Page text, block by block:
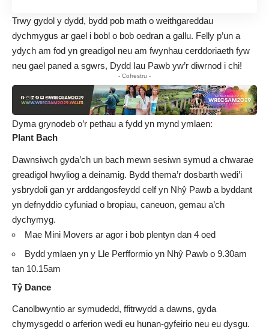
Trwy gydol y dydd, bydd pob math o weithgareddau
dychmygus ar gael i bobl o bob oedran a gallu. Felly p’un a
ydych am fod yn greadigol neu am fwynhau cerddoriaeth fyw
neu gael paned a sgwrs, Dydd Iau Pawb yw’r diwrnod i chi!
- Cofrestru -
Dyma grynodeb o’r pethau a fydd yn mynd ymlaen:
Plant Bach
Dawnsiwch gyda’ch un bach mewn sesiwn symud a chwarae
greadigol hwyliog a deinamig. Bydd thema’r dosbarth wedi’i
ysbrydoli gan yr arddangosfeydd celf yn Nhŷ Pawb a byddant
yn defnyddio cyfuniad o bropiau, caneuon, gemau a’ch
dychymyg.
Mae Mini Movers ar agor i bob plentyn dan 4 oed
Bydd ymlaen yn y Lle Perfformio yn Nhŷ Pawb o 9.30am
tan 10.15am
Tŷ Dance
Canolbwyntio ar symudedd, ffitrwydd a dawns, gyda
chymysgedd o arferion wedi eu hunan-gyfeirio neu eu dysgu.